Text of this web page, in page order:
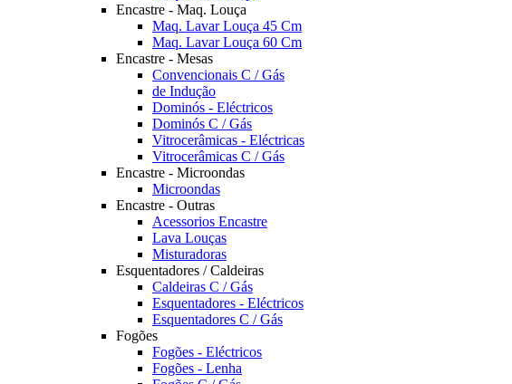
Encastre - Maq. Louça
Maq. Lavar Louça 45 Cm
Maq. Lavar Louça 60 Cm
Encastre - Mesas
Convencionais C / Gás
de Indução
Dominós - Eléctricos
Dominós C / Gás
Vitrocerâmicas - Eléctricas
Vitrocerâmicas C / Gás
Encastre - Microondas
Microondas
Encastre - Outras
Acessorios Encastre
Lava Louças
Misturadoras
Esquentadores / Caldeiras
Caldeiras C / Gás
Esquentadores - Eléctricos
Esquentadores C / Gás
Fogões
Fogões - Eléctricos
Fogões - Lenha